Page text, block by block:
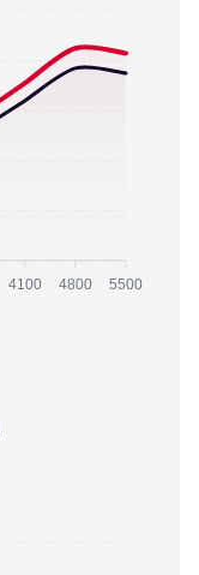
4100 4800 5500